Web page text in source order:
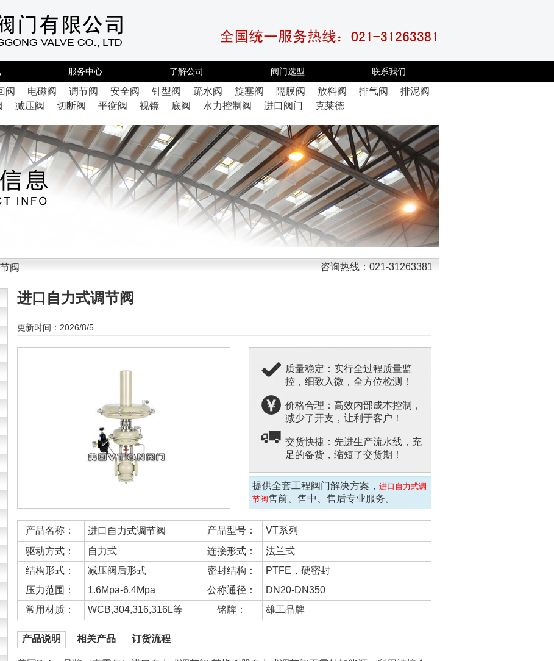
服务中心 了解公司 阀门选型 联系我们
阀 电磁阀 调节阀 安全阀 针型阀 疏水阀 旋塞阀 隔膜阀 放料阀 排气阀
排泥阀
减压阀 切断阀 平衡阀 视镜 底阀 水力控制阀 进口阀门 克莱德
阀 咨询热线：021-31263381
进口自力式调节阀
更新时间：2026/8/5
质量稳定：实行全过程质量监
控，细致入微，全方位检测！
价格合理：高效内部成本控制，
减少了开支，让利于客户！
交货快捷：先进生产流水线，充
足的备货，缩短了交货期！
提供全套工程阀门解决方案， 进口自力式调
节阀售前、售中、售后专业服务。
产品名称： 进口自力式调节阀 产品型号：
VT系列
驱动方式：
自力式 连接形式：
法兰式
结构形式：
减压阀后形式 密封结构：
PTFE，硬密封
压力范围：
1.6Mpa-6.4Mpa 公称通径：
DN20-DN350
常用材质：
WCB,304,316,316L等 铭牌： 雄工品牌
产品说明 相关产品 订货流程